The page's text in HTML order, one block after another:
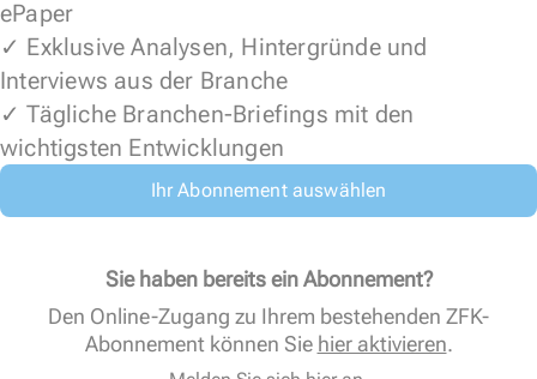
ePaper
✓ Exklusive Analysen, Hintergründe und
Interviews aus der Branche
✓ Tägliche Branchen-Briefings mit den
wichtigsten Entwicklungen
Ihr Abonnement auswählen
Sie haben bereits ein Abonnement?
Den Online-Zugang zu Ihrem bestehenden ZFK-
Abonnement können Sie hier aktivieren.